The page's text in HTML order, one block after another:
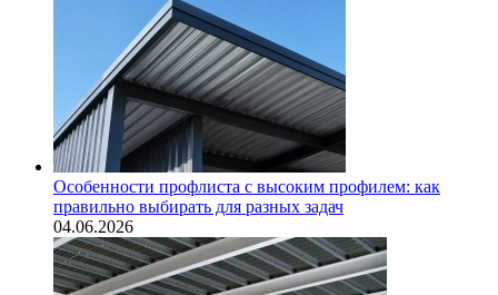
Особенности профлиста с высоким профилем: как
правильно выбирать для разных задач
04.06.2026